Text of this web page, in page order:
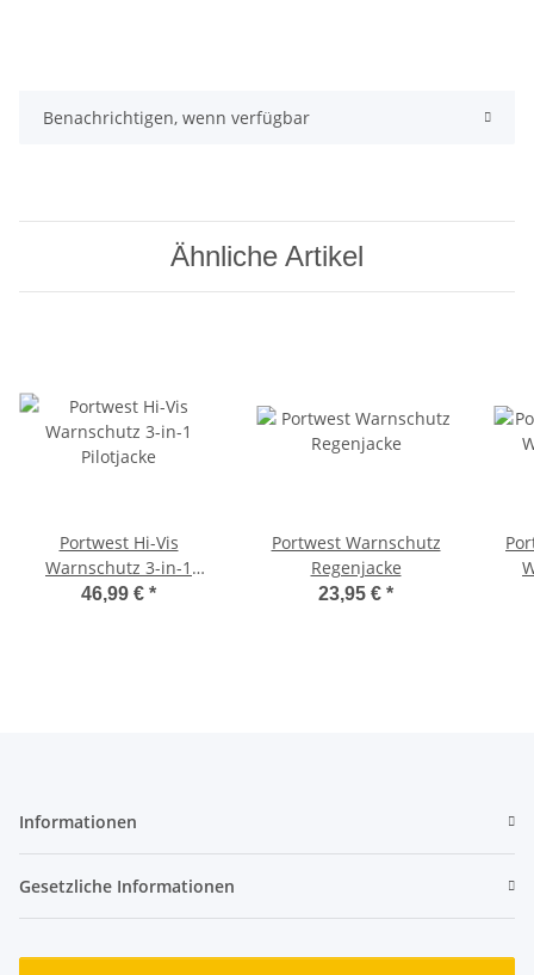
Benachrichtigen, wenn verfügbar
Ähnliche Artikel
Portwest Hi-Vis
Warnschutz 3-in-1
Pilotjacke
46,99 € *
Portwest Warnschutz
Regenjacke
23,95 € *
Informationen
Gesetzliche Informationen